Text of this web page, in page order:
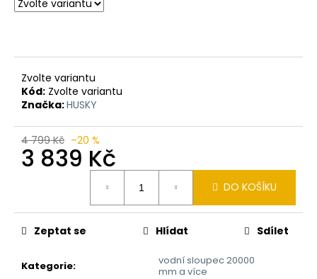
Zvolte variantu
Kód: Zvolte variantu
Značka:HUSKY
4 799 Kč –20 %
3 839 Kč
DO KOŠÍKU
Kategorie:
vodní sloupec 20000
mm a více
Zeptat se Hlídat Sdílet
o
r
u
č
u
j
e
m